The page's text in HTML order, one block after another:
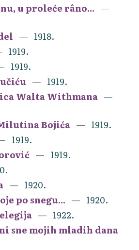
u proleće râno...
1918.
1919.
1919.
1919.
Walta Withmana
Bojića
1919.
1919.
1919.
1920.
po snegu...
1920.
1922.
sne mojih mladih dana